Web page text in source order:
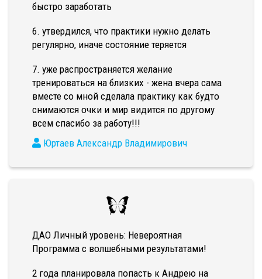
быстро заработать
6. утвердился, что практики нужно делать
регулярно, иначе состояние теряется
7. уже распространяется желание
тренироваться на близких - жена вчера сама
вместе со мной сделала практику как будто
снимаются очки и мир видится по другому
всем спасибо за работу!!!
Юртаев Александр Владимирович
ДАО Личный уровень: Невероятная
Программа с волшебными результатами!
2 года планировала попасть к Андрею на